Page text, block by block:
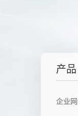
产品
企业